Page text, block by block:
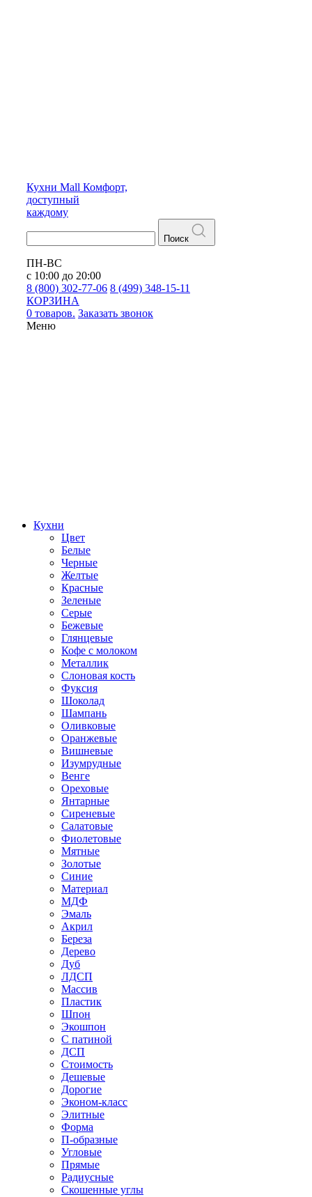
Кухни Mall Комфорт,
доступный
каждому
Поиск
ПН-ВС
с 10:00 до 20:00
8 (800) 302-77-06 8 (499) 348-15-11
КОРЗИНА
0 товаров. Заказать звонок
Меню
Кухни
Цвет
Белые
Черные
Желтые
Красные
Зеленые
Серые
Бежевые
Глянцевые
Кофе с молоком
Металлик
Слоновая кость
Фуксия
Шоколад
Шампань
Оливковые
Оранжевые
Вишневые
Изумрудные
Венге
Ореховые
Янтарные
Сиреневые
Салатовые
Фиолетовые
Мятные
Золотые
Синие
Материал
МДФ
Эмаль
Акрил
Береза
Дерево
Дуб
ЛДСП
Массив
Пластик
Шпон
Экошпон
С патиной
ДСП
Стоимость
Дешевые
Дорогие
Эконом-класс
Элитные
Форма
П-образные
Угловые
Прямые
Радиусные
Скошенные углы